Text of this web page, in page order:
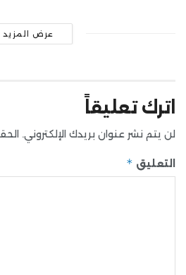
عرض المزيد
اترك تعليقاً
لن يتم نشر عنوان بريدك الإلكتروني.
التعليق *